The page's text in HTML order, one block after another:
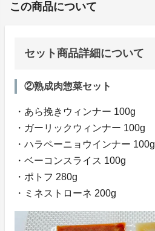
この商品について
セット商品詳細について
②熟成肉惣菜セット
・あら挽きウィンナー 100g
・ガーリックウィンナー 100g
・ハラペーニョウインナー 100g
・ベーコンスライス 100g
・ポトフ 280g
・ミネストローネ 200g